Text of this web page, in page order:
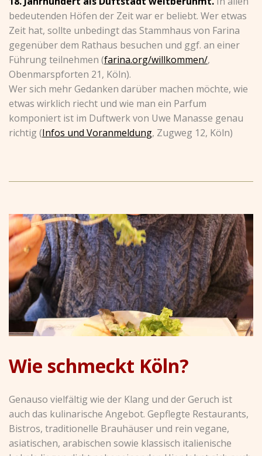
bedeutenden Höfen der Zeit war er beliebt. Wer etwas
Zeit hat, sollte unbedingt das Stammhaus von Farina
gegenüber dem Rathaus besuchen und ggf. an einer
Führung teilnehmen (farina.org/willkommen/,
Obenmarspforten 21, Köln).
Wer sich mehr Gedanken darüber machen möchte, wie
etwas wirklich riecht und wie man ein Parfum
komponiert ist im Duftwerk von Uwe Manasse genau
richtig (Infos und Voranmeldung, Zugweg 12, Köln)
Wie schmeckt Köln?
Genauso vielfältig wie der Klang und der Geruch ist
auch das kulinarische Angebot. Gepflegte Restaurants,
Bistros, traditionelle Brauhäuser und rein vegane,
asiatischen, arabischen sowie klassisch italienische